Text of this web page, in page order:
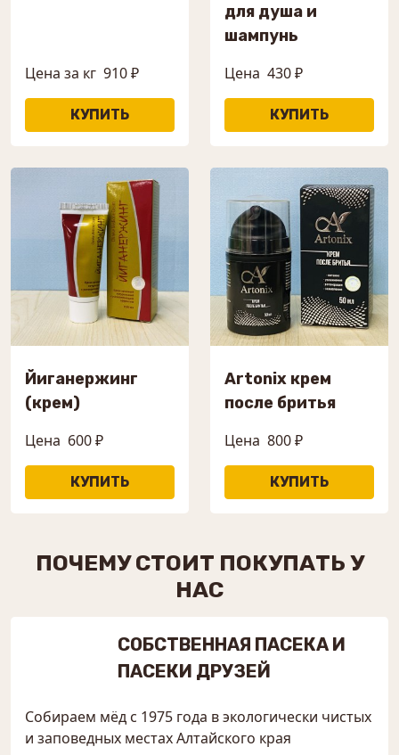
Цена за кг 910 ₽
для душа и
шампунь
Цена 430 ₽
Йиганержинг
(крем)
Цена 600 ₽
Artonix крем
после бритья
Цена 800 ₽
ПОЧЕМУ СТОИТ ПОКУПАТЬ У
НАС
СОБСТВЕННАЯ ПАСЕКА И
ПАСЕКИ ДРУЗЕЙ
Собираем мёд с 1975 года в экологически чистых
и заповедных местах Алтайского края